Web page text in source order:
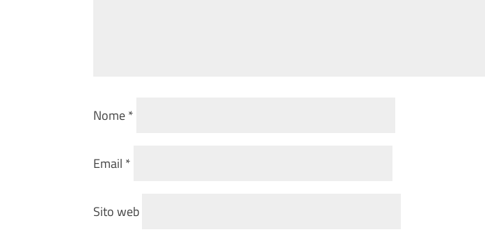
Nome*
Email *
Sito web